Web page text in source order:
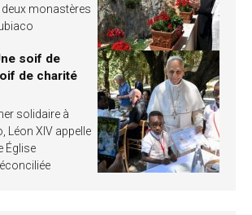
deux monastères
soif de
de charité
solidaire à
Léon XIV appelle
Église